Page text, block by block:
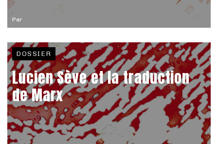
Par
DOSSIER
Lucien Sève et la traduction
de Marx